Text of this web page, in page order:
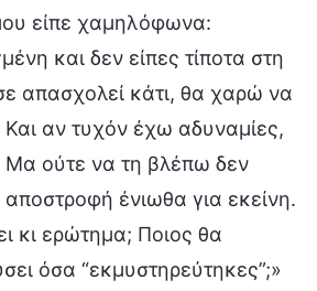
είπε χαμηλόφωνα:
και δεν είπες τίποτα στη
απασχολεί κάτι, θα χαρώ να
αν τυχόν έχω αδυναμίες,
Μα ούτε να τη βλέπω δεν
ένιωθα για εκείνη.
κι ερώτημα; Ποιος θα
όσα “εκμυστηρεύτηκες”;»